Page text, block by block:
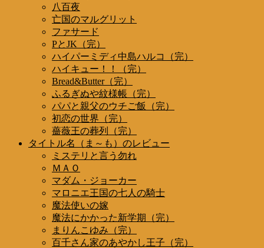
八百夜
亡国のマルグリット
ファサード
PとJK（完）
ハイパーミディ中島ハルコ（完）
ハイキュー！！（完）
Bread&Butter（完）
ふるぎぬや紋様帳（完）
パパと親父のウチご飯（完）
初恋の世界（完）
薔薇王の葬列（完）
タイトル名（ま～も）のレビュー
ミステリと言う勿れ
ＭＡＯ
マダム・ジョーカー
マロニエ王国の七人の騎士
魔法使いの嫁
魔法にかかった新学期（完）
まりんこゆみ（完）
百千さん家のあやかし王子（完）